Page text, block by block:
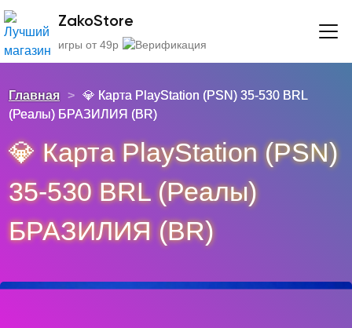
ZakoStore
игры от 49р
Главная > 💎 Карта PlayStation (PSN) 35-530 BRL
(Реалы) БРАЗИЛИЯ (BR)
💎 Карта PlayStation (PSN)
35-530 BRL (Реалы)
БРАЗИЛИЯ (BR)